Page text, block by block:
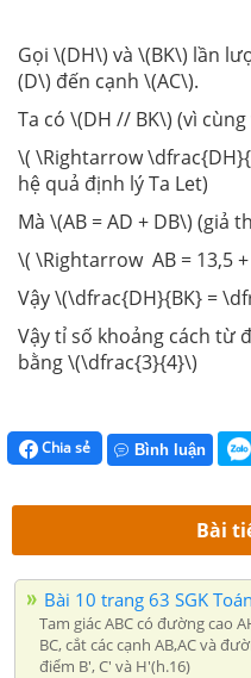
Gọi \(DH\) và \(BK\) lần
(D\) đến cạnh \(AC\).
Ta có \(DH // BK\) (vì
\( \Rightarrow
hệ quả định lý Ta Let)
Mà \(AB = AD + DB\) (giả
\( \Rightarrow AB = 13,5
Vậy \(\dfrac{DH}{BK} =
Vậy tỉ số khoảng cách từ
bằng \(\dfrac{3}{4}\)
Chia sẻ Bình luận
Bài
Bài 10 trang 63 SGK
Tam giác ABC có đường cao
BC, cắt các cạnh AB,AC và
điểm B', C' và H'(h.16)